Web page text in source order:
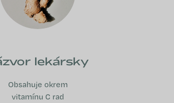
lekársky
Obsahuje okrem
vitamínu C rad